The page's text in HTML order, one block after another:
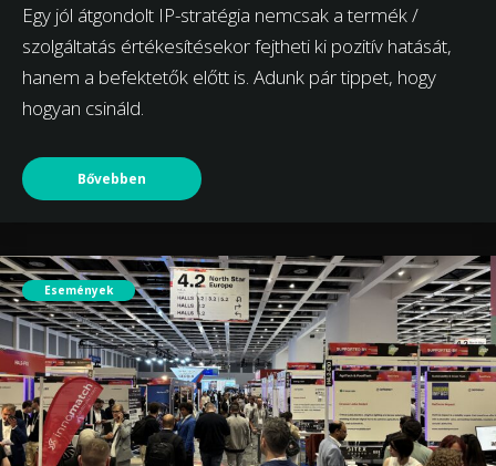
Egy jól átgondolt IP-stratégia nemcsak a termék /
szolgáltatás értékesítésekor fejtheti ki pozitív hatását,
hanem a befektetők előtt is. Adunk pár tippet, hogy
hogyan csináld.
Bővebben
Események